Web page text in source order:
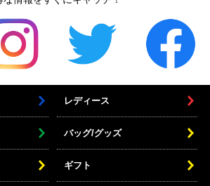
レディース
バッグ/グッズ
ギフト